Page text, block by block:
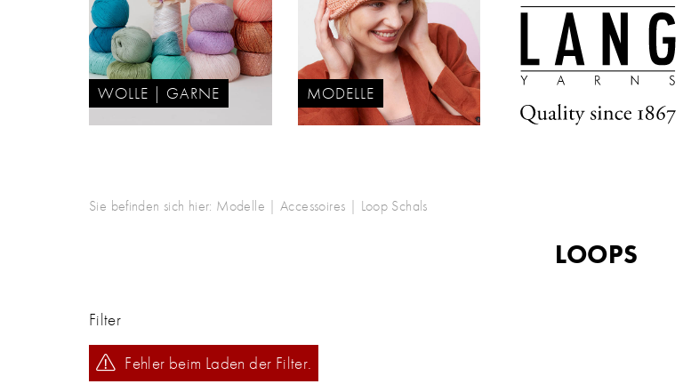
WOLLE | GARNE MODELLE
Sie befinden sich hier: Modelle |Accessoires | Loop Schals
LOOPS
Filter
Fehler beim Laden der Filter.